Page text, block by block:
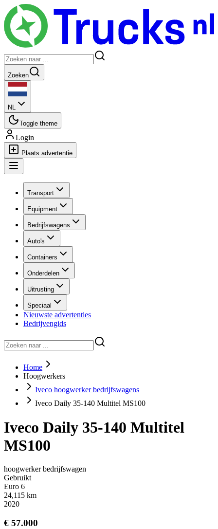
Zoeken
NL
Toggle theme
Login
Plaats advertentie
Transport
Equipment
Bedrijfswagens
Auto's
Containers
Onderdelen
Uitrusting
Speciaal
Nieuwste advertenties
Bedrijvengids
Home
Hoogwerkers
Iveco hoogwerker bedrijfswagens
Iveco Daily 35-140 Multitel MS100
Iveco Daily 35-140 Multitel
MS100
hoogwerker bedrijfswagen
Gebruikt
Euro 6
24,115 km
2020
€ 57.000